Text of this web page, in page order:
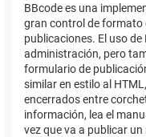
BBcode es una
gran control de formato
publicaciones. El uso
administración, pero
formulario de
similar en estilo al
encerrados entre
información, lea el
vez que va a publicar un